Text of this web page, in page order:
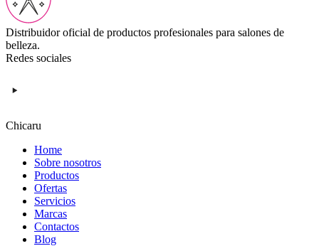
Distribuidor oficial de productos profesionales para salones de
belleza.
Redes sociales
Chicaru
Home
Sobre nosotros
Productos
Ofertas
Servicios
Marcas
Contactos
Blog